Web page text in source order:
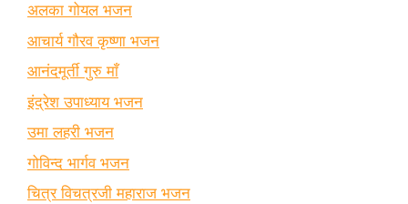
अलका गोयल भजन
आचार्य गौरव कृष्णा भजन
आनंदमूर्ती गुरु माँ
इंद्रेश उपाध्याय भजन
उमा लहरी भजन
गोविन्द भार्गव भजन
चित्र विचत्रजी महाराज भजन